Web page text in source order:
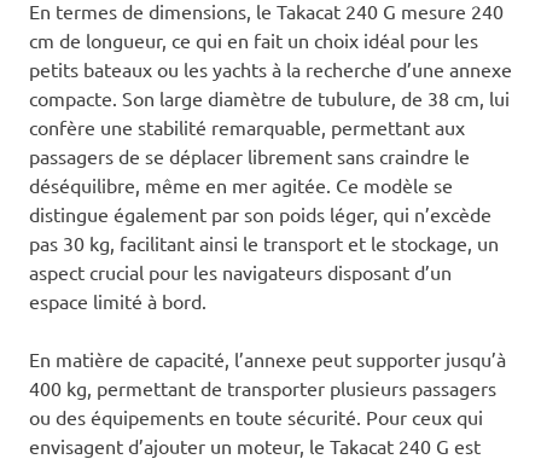
En termes de dimensions, le Takacat 240 G mesure 240
cm de longueur, ce qui en fait un choix idéal pour les
petits bateaux ou les yachts à la recherche d’une annexe
compacte. Son large diamètre de tubulure, de 38 cm, lui
confère une stabilité remarquable, permettant aux
passagers de se déplacer librement sans craindre le
déséquilibre, même en mer agitée. Ce modèle se
distingue également par son poids léger, qui n’excède
pas 30 kg, facilitant ainsi le transport et le stockage, un
aspect crucial pour les navigateurs disposant d’un
espace limité à bord.
En matière de capacité, l’annexe peut supporter jusqu’à
400 kg, permettant de transporter plusieurs passagers
ou des équipements en toute sécurité. Pour ceux qui
envisagent d’ajouter un moteur, le Takacat 240 G est